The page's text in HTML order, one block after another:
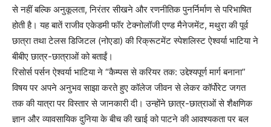
से नहीं बल्कि अनुकूलता, निरंतर सीखने और रणनीतिक पुनर्निर्माण से परिभाषित
होती है। यह बातें राजीव एकेडमी फॉर टेक्नोलॉजी एण्ड मैनेजमेंट, मथुरा की पूर्व
छात्रा तथा टेलस डिजिटल (नोएडा) की रिक्रूटमेंट स्पेशलिस्ट ऐश्वर्या भाटिया ने
बीबीए छात्र-छात्राओं को बताईं।
रिसोर्स पर्सन ऐश्वर्या भाटिया ने “कैम्पस से करियर तक: उद्देश्यपूर्ण मार्ग बनाना”
विषय पर अपने अनुभव साझा करते हुए कॉलेज जीवन से लेकर कॉर्पोरेट जगत
तक की यात्रा पर विस्तार से जानकारी दी। उन्होंने छात्र-छात्राओं से शैक्षणिक
ज्ञान और व्यावसायिक दुनिया के बीच की खाई को पाटने की आवश्यकता पर बल